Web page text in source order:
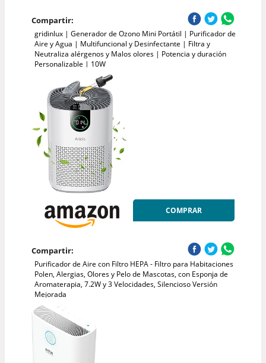
Compartir:
gridinlux | Generador de Ozono Mini Portátil | Purificador de
Aire y Agua | Multifuncional y Desinfectante | Filtra y
Neutraliza alérgenos y Malos olores | Potencia y duración
Personalizable | 10W
COMPRAR
Compartir:
Purificador de Aire con Filtro HEPA - Filtro para Habitaciones
Polen, Alergias, Olores y Pelo de Mascotas, con Esponja de
Aromaterapia, 7.2W y 3 Velocidades, Silencioso Versión
Mejorada